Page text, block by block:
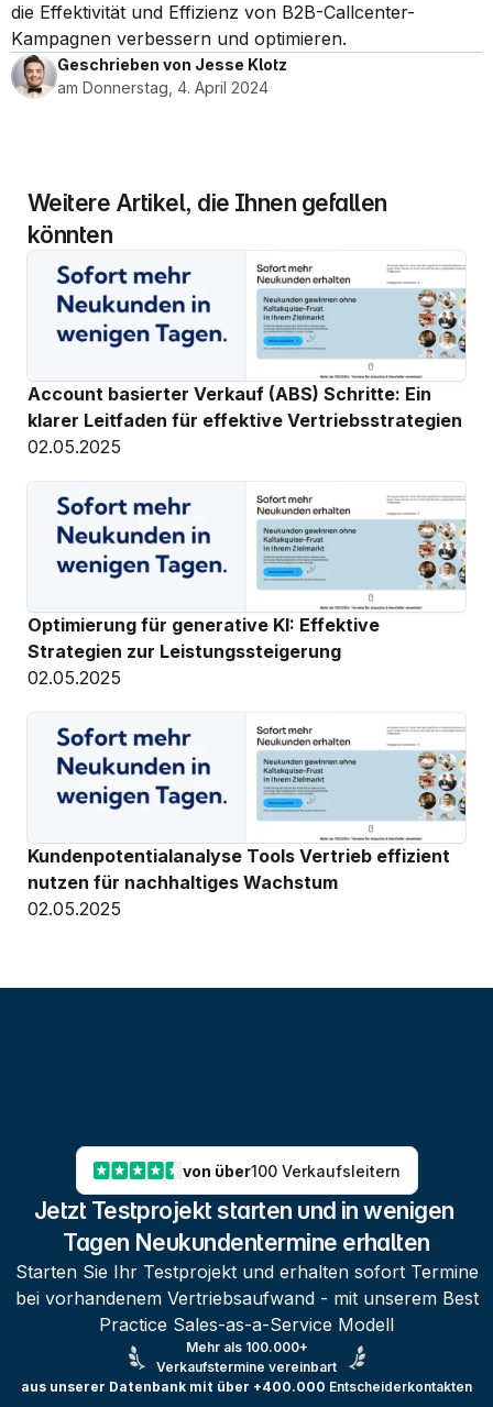
die Effektivität und Effizienz von B2B-Callcenter-
Kampagnen verbessern und optimieren.
Geschrieben von Jesse Klotz
am Donnerstag, 4. April 2024
Weitere Artikel, die Ihnen gefallen
könnten
Account basierter Verkauf (ABS) Schritte: Ein
klarer Leitfaden für effektive Vertriebsstrategien
02.05.2025
Optimierung für generative KI: Effektive
Strategien zur Leistungssteigerung
02.05.2025
Kundenpotentialanalyse Tools Vertrieb effizient
nutzen für nachhaltiges Wachstum
02.05.2025
von über100 Verkaufsleitern
Jetzt Testprojekt starten und in wenigen
Tagen Neukundentermine erhalten
Starten Sie Ihr Testprojekt und erhalten sofort Termine
bei vorhandenem Vertriebsaufwand - mit unserem Best
Practice Sales-as-a-Service Modell
Mehr als 100.000+
Verkaufstermine vereinbart
aus unserer Datenbank mit über +400.000 Entscheiderkontakten